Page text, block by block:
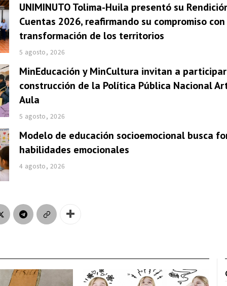
UNIMINUTO Tolima-Huila presentó su
Cuentas 2026, reafirmando su compromiso
transformación de los territorios
5 agosto, 2026
MinEducación y MinCultura invitan a
construcción de la Política Pública Nacional
Aula
5 agosto, 2026
Modelo de educación socioemocional busca
habilidades emocionales
4 agosto, 2026